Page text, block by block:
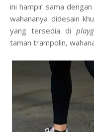
ini hampir sama
wahananya didesain
yang tersedia di
taman trampolin,